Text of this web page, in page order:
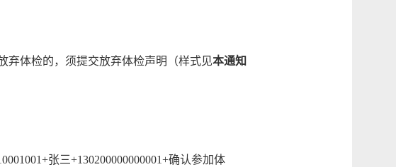
体检的，须提交放弃体检声明（样式见本通知
张三+130200000000001+确认参加体